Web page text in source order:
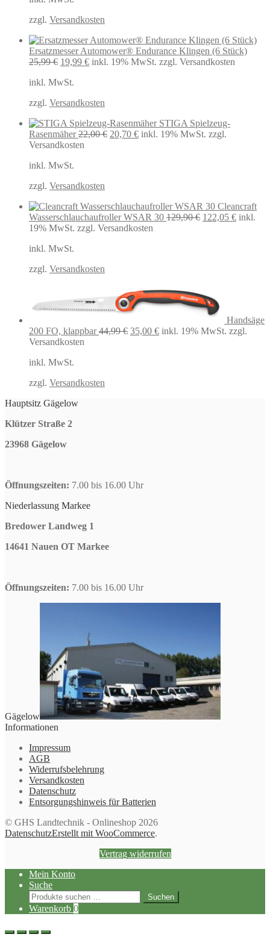
zzgl. Versandkosten
Ersatzmesser Automower® Endurance Klingen (6 Stück)
25,99€ Ursprünglicher
war:
19,99 €Aktueller
inkl. 19% MwSt. zzgl. Versandkosten
inkl. MwSt.
zzgl. Versandkosten
STIGA Spielzeug-
Rasenmäher 22,00€ Ursprünglicher
20,70 €Aktueller
inkl. 19% MwSt. zzgl.
Versandkosten
inkl. MwSt.
zzgl. Versandkosten
Cleancraft
Wasserschlauchaufroller WSAR 30 129,90€ Ursprünglicher
122,05 € inkl.
19% MwSt. zzgl. Versandkosten
inkl. MwSt.
zzgl. Versandkosten
Handsäge
200 FO, klappbar 44,99€ Ursprünglicher
35,00 €Aktueller
inkl. 19% MwSt. zzgl.
Versandkosten
inkl. MwSt.
zzgl. Versandkosten
Hauptsitz Gägelow
Klützer Straße 2
23968 Gägelow
Öffnungszeiten: 7.00 bis 16.00 Uhr
Niederlassung Markee
Bredower Landweg 1
14641 Nauen OT Markee
Öffnungszeiten: 7.00 bis 16.00 Uhr
Gägelow
Informationen
Impressum
AGB
Widerrufsbelehrung
Versandkosten
Datenschutz
Entsorgungshinweis für Batterien
© GHS Landtechnik - Onlineshop 2026
DatenschutzErstellt mit WooCommerce.
Vertrag widerrufen
Mein Konto
Suche
Suchen
nach:
Suchen
Warenkorb 0